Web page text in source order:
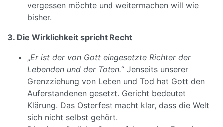
vergessen möchte und weitermachen will wie
bisher.
3. Die Wirklichkeit spricht Recht
„Er ist der von Gott eingesetzte Richter der
Lebenden und der Toten.“ Jenseits unserer
Grenzziehung von Leben und Tod hat Gott den
Auferstandenen gesetzt. Gericht bedeutet
Klärung. Das Osterfest macht klar, dass die Welt
sich nicht selbst gehört.